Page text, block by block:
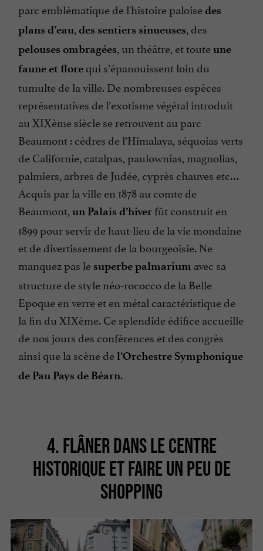
parc emblématique de l'histoire paloisedes
plans d’eau, des sentiers sinueuses, des
pelouses ombragées, un théâtre, et touteune
faune et florequi s’épanouissent loin du
tumulte de la ville. De nombreuses espèces
représentatives de l’exotisme végétal introduit
au XIXème siècle se retrouvent au parc
Beaumont : cèdres de l’Himalaya, séquoias verts
de Californie, catalpas, paulownias, magnolias,
palmiers, arbres de Judée, cyprès chauves etc…
Acquis par la ville en 1878 au comte de
Beaumont, un Palais d’hiver fût construit en
1899 pour servir de haut-lieu de la vie mondaine
et de divertissement de la bourgeoisie. Ne
manquez pas le superbe palmarium avec sa
structure de style néo-rococco de la Belle
Epoque en verre et en métal caractéristique de
la fin du XIXème. Ce splendide édifice accueille
de nos jours des conférences et des congrès
ainsi que la scène del’Orchestre Symphonique
de Pau Pays de Béarn.
4. FLÂNER DANS LE CENTRE
HISTORIQUE ET FAIRE UN PEU DE
SHOPPING